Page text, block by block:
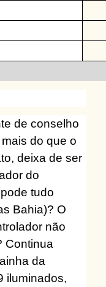
de conselho
do que o
deixa de ser
do
tudo
Bahia)? O
não
Continua
da
iluminados,